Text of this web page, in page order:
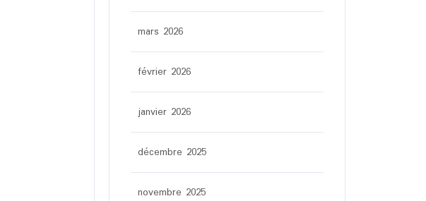
mars 2026
février 2026
janvier 2026
décembre 2025
novembre 2025